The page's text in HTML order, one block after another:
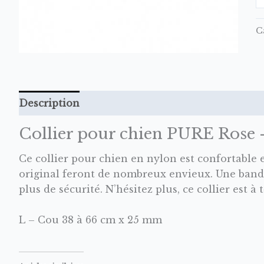
Description
Collier pour chien PURE Rose
Ce collier pour chien en nylon est confortable
original feront de nombreux envieux. Une
plus de sécurité. N’hésitez plus, ce collier est
L – Cou 38 à 66 cm x 25 mm